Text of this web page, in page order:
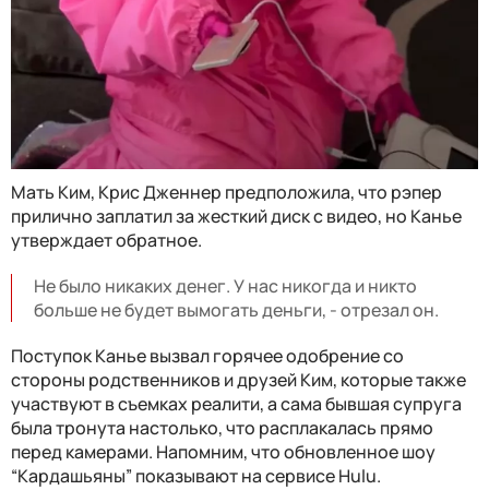
Мать Ким, Крис Дженнер предположила, что рэпер
прилично заплатил за жесткий диск с видео, но Канье
утверждает обратное.
Не было никаких денег. У нас никогда и никто
больше не будет вымогать деньги, - отрезал он.
Поступок Канье вызвал горячее одобрение со
стороны родственников и друзей Ким, которые также
участвуют в съемках реалити, а сама бывшая супруга
была тронута настолько, что расплакалась прямо
перед камерами. Напомним, что обновленное шоу
“Кардашьяны” показывают на сервисе Hulu.